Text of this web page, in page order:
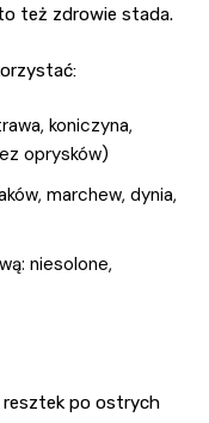
też zdrowie stada.
koniczyna,
oprysków)
marchew, dynia,
niesolone,
resztek po ostrych